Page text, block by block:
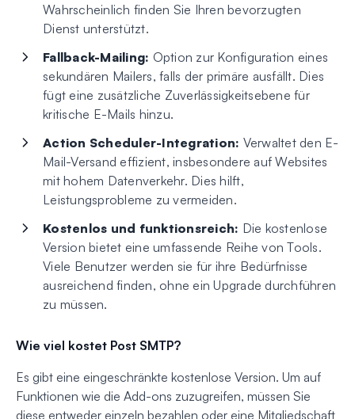
Wahrscheinlich finden Sie Ihren bevorzugten
Dienst unterstützt.
Fallback-Mailing: Option zur Konfiguration eines
sekundären Mailers, falls der primäre ausfällt. Dies
fügt eine zusätzliche Zuverlässigkeitsebene für
kritische E-Mails hinzu.
Action Scheduler-Integration: Verwaltet den E-
Mail-Versand effizient, insbesondere auf Websites
mit hohem Datenverkehr. Dies hilft,
Leistungsprobleme zu vermeiden.
Kostenlos und funktionsreich: Die kostenlose
Version bietet eine umfassende Reihe von Tools.
Viele Benutzer werden sie für ihre Bedürfnisse
ausreichend finden, ohne ein Upgrade durchführen
zu müssen.
Wie viel kostet Post SMTP?
Es gibt eine eingeschränkte kostenlose Version. Um auf
Funktionen wie die Add-ons zuzugreifen, müssen Sie
diese entweder einzeln bezahlen oder eine Mitgliedschaft